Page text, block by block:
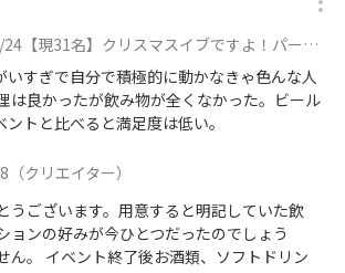
現31名】クリスマスイブですよ！パーティー【途中参加OK】35人超えそうなので確保しますに参加
いすぎで自分で積極的に動かなきゃ色んな人
は良かったが飲み物が全くなかった。ビール
トと比べると満足度は低い。
（クリエイター）
うございます。用意すると明記していた飲
ョンの好みが今ひとつだったのでしょう
ん。 イベント終了後お酒類、ソフトドリン